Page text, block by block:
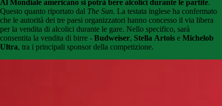
Al Mondiale americano si potrà bere alcolici durante le partite.
Questo quanto riportato dal The Sun. La testata inglese ha confermato
che le autorità dei tre paesi organizzatori hanno concesso il via libera
per la vendita di alcolici durante le gare. Nello specifico, sarà
consentita la vendita di birre - Budweiser, Stella Artois e Michelob
Ultra, tra i principali sponsor della competizione.